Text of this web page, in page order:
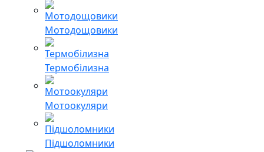
Мотодощовики
Термобілизна
Мотоокуляри
Підшоломники